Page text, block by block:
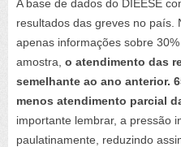
A base de dados do DIEESE
resultados das greves no país.
apenas informações sobre
amostra, o atendimento das
semelhante ao ano anterior.
menos atendimento parcial
importante lembrar, a pressão
paulatinamente, reduzindo